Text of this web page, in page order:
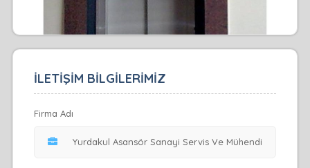
İLETİŞİM BİLGİLERİMİZ
Firma Adı